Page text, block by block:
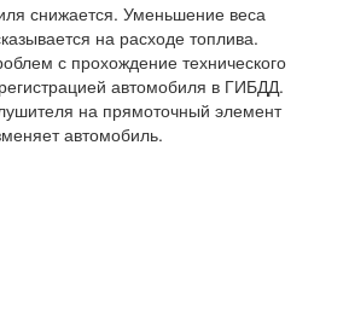
снижается. Уменьшение веса
на расходе топлива.
с прохождение технического
автомобиля в ГИБДД.
на прямоточный элемент
автомобиль.